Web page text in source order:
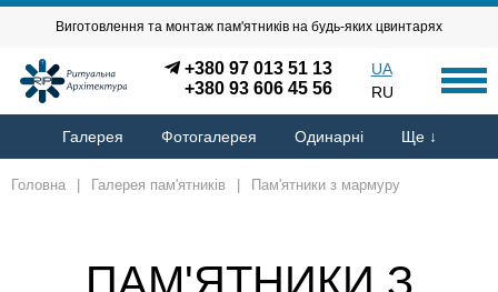
Виготовлення та монтаж пам'ятників на будь-яких цвинтарях
+380 97 013 51 13
+380 93 606 45 56
UA
RU
Галерея Фотогалерея Одинарні Ще ↓
Головна Галерея пам'ятників Пам'ятники з мармуру
ПАМ'ЯТНИКИ З